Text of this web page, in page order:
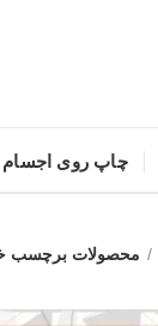
چاپ روی اجسام
محصولات برچسب